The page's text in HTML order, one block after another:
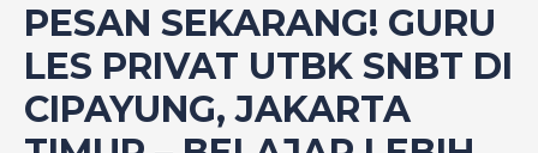
PESAN SEKARANG! GURU
LES PRIVAT UTBK SNBT DI
CIPAYUNG, JAKARTA